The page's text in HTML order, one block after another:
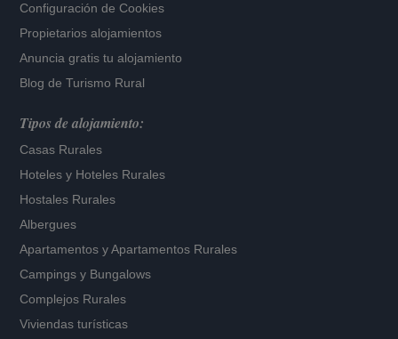
Configuración de Cookies
Propietarios alojamientos
Anuncia gratis tu alojamiento
Blog de Turismo Rural
Tipos de alojamiento:
Casas Rurales
Hoteles y Hoteles Rurales
Hostales Rurales
Albergues
Apartamentos yApartamentos Rurales
Campings y Bungalows
Complejos Rurales
Viviendas turísticas